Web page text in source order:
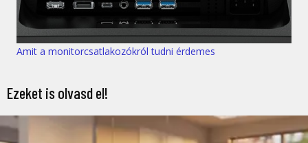
Amit a monitorcsatlakozókról tudni érdemes
Ezeket is olvasd el!